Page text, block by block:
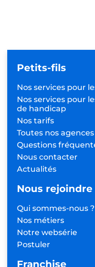
Petits-fils
Nos services pour
Nos services pour
de handicap
Nos tarifs
Toutes nos agences
Questions
Nous contacter
Actualités
Nous rejoindre
Qui sommes-nous ?
Nos métiers
Notre websérie
Postuler
Franchise